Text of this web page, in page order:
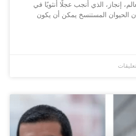
إنجاز، الذي أنجب عجلًا أنثويًا في